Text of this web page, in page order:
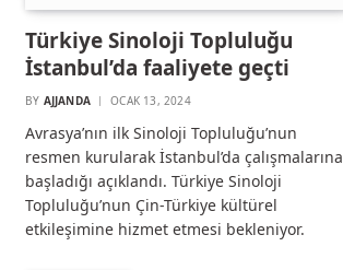
Türkiye Sinoloji Topluluğu
İstanbul’da faaliyete geçti
BY AJJANDA OCAK 13, 2024
Avrasya’nın ilk Sinoloji Topluluğu’nun
resmen kurularak İstanbul’da çalışmalarına
başladığı açıklandı. Türkiye Sinoloji
Topluluğu’nun Çin-Türkiye kültürel
etkileşimine hizmet etmesi bekleniyor.